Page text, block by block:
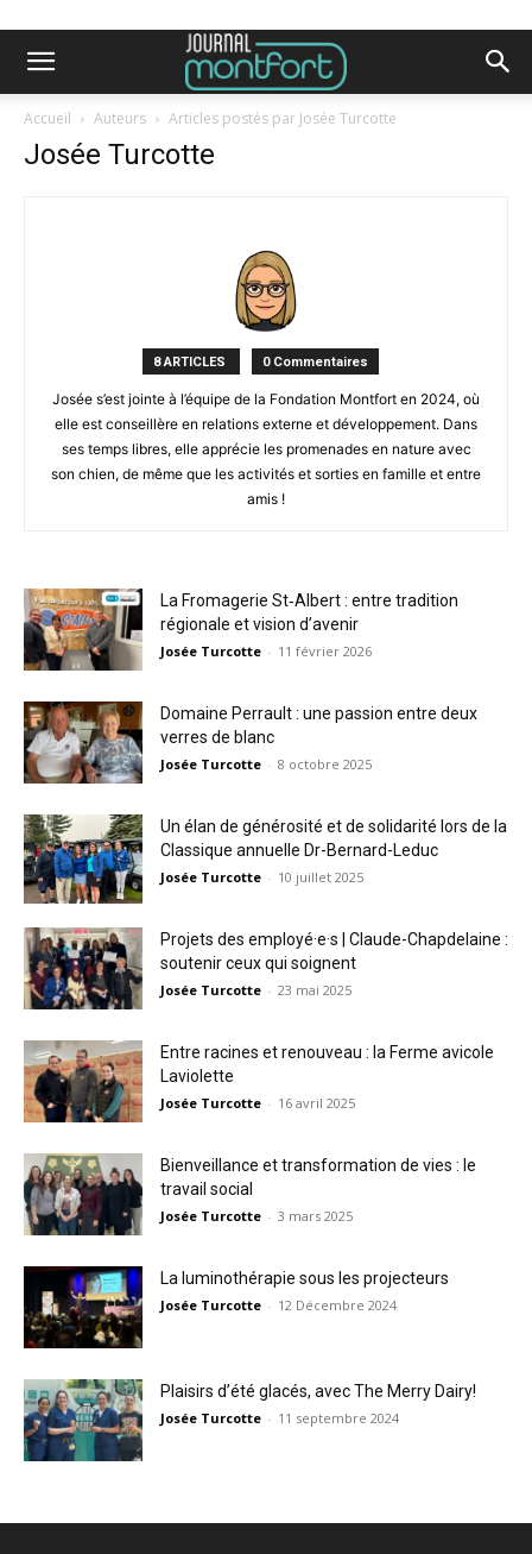
Accueil Auteurs Articles postés par Josée Turcotte
Josée Turcotte
8 ARTICLES 0 Commentaires
Josée s’est jointe à l’équipe de la Fondation Montfort en 2024, où
elle est conseillère en relations externe et développement. Dans
ses temps libres, elle apprécie les promenades en nature avec
son chien, de même que les activités et sorties en famille et entre
amis !
La Fromagerie St‑Albert : entre tradition
régionale et vision d’avenir
Josée Turcotte - 11 février 2026
Domaine Perrault : une passion entre deux
verres de blanc
Josée Turcotte - 8 octobre 2025
Un élan de générosité et de solidarité lors de la
Classique annuelle Dr-Bernard-Leduc
Josée Turcotte - 10 juillet 2025
Projets des employé·e·s | Claude-Chapdelaine :
soutenir ceux qui soignent
Josée Turcotte - 23 mai 2025
Entre racines et renouveau : la Ferme avicole
Laviolette
Josée Turcotte - 16 avril 2025
Bienveillance et transformation de vies : le
travail social
Josée Turcotte - 3 mars 2025
La luminothérapie sous les projecteurs
Josée Turcotte - 12 Décembre 2024
Plaisirs d’été glacés, avec The Merry Dairy!
Josée Turcotte - 11 septembre 2024